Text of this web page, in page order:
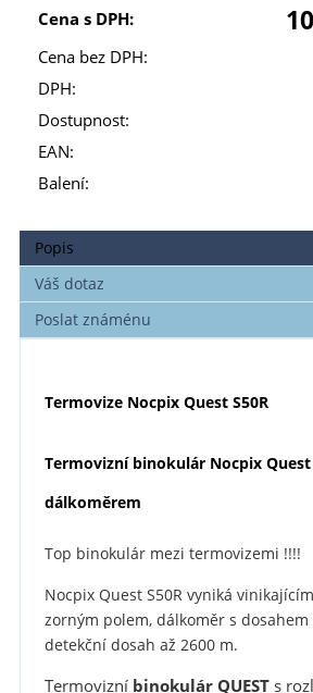
Cena s DPH:
Cena bez DPH:
DPH:
Dostupnost:
EAN:
Balení:
Popis
Váš dotaz
Poslat známénu
Termovize Nocpix Quest S50R
Termovizní binokulár Nocpix Quest
dálkoměrem
Top binokulár mezi termovizemi !!!!
Nocpix Quest S50R vyniká
zorným polem, dálkoměr s dosahem
detekční dosah až 2600 m.
Termovizníbinokulár QUESTs